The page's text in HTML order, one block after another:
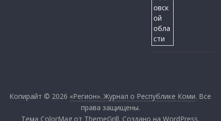
Копирайт © 2026 «Регион». Журнал о Республике Коми. Все
права защищены.
Тема ColorMag от ThemeGrill. Создано наWordPress.